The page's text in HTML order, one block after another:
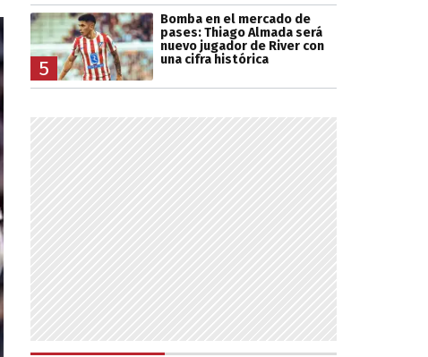
5
Bomba en el mercado de
pases: Thiago Almada será
nuevo jugador de River con
una cifra histórica